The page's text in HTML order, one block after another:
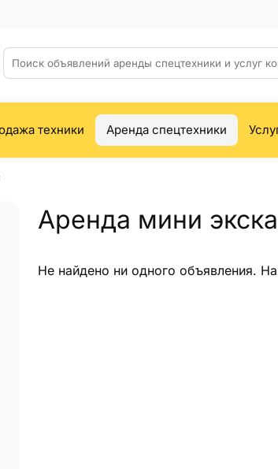
техники Аренда спецтехники
Аренда мини
Не найдено ни одного объявления.